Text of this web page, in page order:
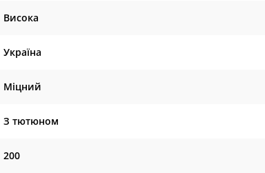
Висока
Україна
Міцний
З тютюном
200